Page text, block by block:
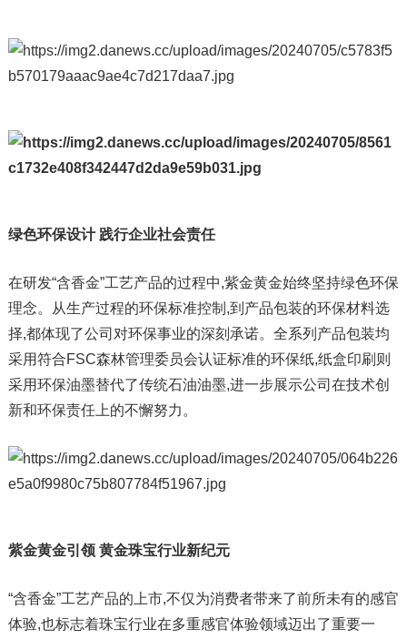
绿色环保设计 践行企业社会责任
在研发“含香金”工艺产品的过程中,紫金黄金始终坚持绿色环保
理念。从生产过程的环保标准控制,到产品包装的环保材料选
择,都体现了公司对环保事业的深刻承诺。全系列产品包装均
采用符合FSC森林管理委员会认证标准的环保纸,纸盒印刷则
采用环保油墨替代了传统石油油墨,进一步展示公司在技术创
新和环保责任上的不懈努力。
紫金黄金引领 黄金珠宝行业新纪元
“含香金”工艺产品的上市,不仅为消费者带来了前所未有的感官
体验,也标志着珠宝行业在多重感官体验领域迈出了重要一